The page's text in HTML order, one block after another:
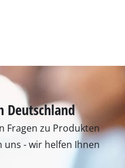
Deutschland
Fragen zu Produkten
uns - wir helfen Ihnen